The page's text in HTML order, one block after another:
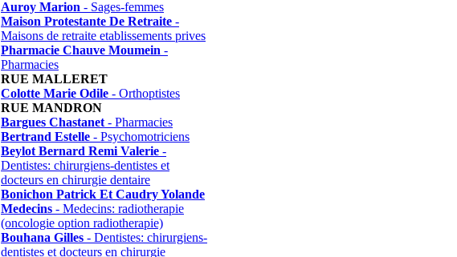
Auroy Marion - Sages-femmes
Maison Protestante De Retraite -
Maisons de retraite etablissements prives
Pharmacie Chauve Moumein -
Pharmacies
RUE MALLERET
Colotte Marie Odile - Orthoptistes
RUE MANDRON
Bargues Chastanet - Pharmacies
Bertrand Estelle - Psychomotriciens
Beylot Bernard Remi Valerie -
Dentistes: chirurgiens-dentistes et
docteurs en chirurgie dentaire
Bonichon Patrick Et Caudry Yolande
Medecins - Medecins: radiotherapie
(oncologie option radiotherapie)
Bouhana Gilles - Dentistes: chirurgiens-
dentistes et docteurs en chirurgie